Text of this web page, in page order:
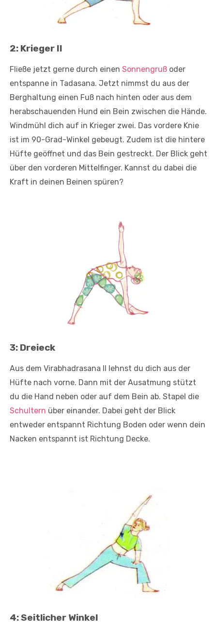
2: Krieger II
Fließe jetzt gerne durch einen Sonnengruß oder
entspanne in Tadasana. Jetzt nimmst du aus der
Berghaltung einen Fuß nach hinten oder aus dem
herabschauenden Hund ein Bein zwischen die Hände.
Windmühl dich auf in Krieger zwei. Das vordere Knie
ist im 90-Grad-Winkel gebeugt. Zudem ist die hintere
Hüfte geöffnet und das Bein gestreckt. Der Blick geht
über den vorderen Mittelfinger. Kannst du dabei die
Kraft in deinen Beinen spüren?
3: Dreieck
Aus dem Virabhadrasana II lehnst du dich aus der
Hüfte nach vorne. Dann mit der Ausatmung stützt
du die Hand neben oder auf dem Bein ab. Stapel die
Schultern über einander. Dabei geht der Blick
entweder entspannt Richtung Boden oder wenn dein
Nacken entspannt ist Richtung Decke.
4: Seitlicher Winkel